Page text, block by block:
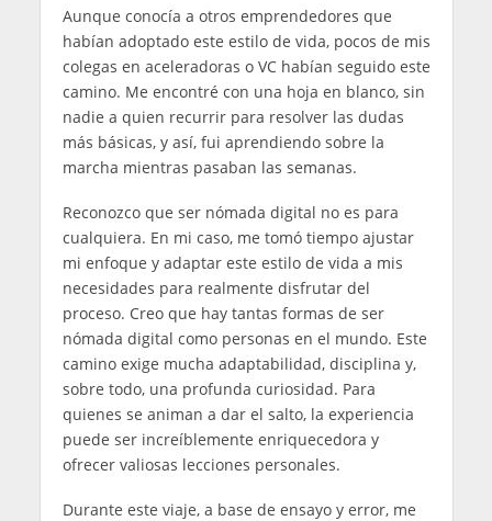
Aunque conocía a otros emprendedores que
habían adoptado este estilo de vida, pocos de mis
colegas en aceleradoras o VC habían seguido este
camino. Me encontré con una hoja en blanco, sin
nadie a quien recurrir para resolver las dudas
más básicas, y así, fui aprendiendo sobre la
marcha mientras pasaban las semanas.
Reconozco que ser nómada digital no es para
cualquiera. En mi caso, me tomó tiempo ajustar
mi enfoque y adaptar este estilo de vida a mis
necesidades para realmente disfrutar del
proceso. Creo que hay tantas formas de ser
nómada digital como personas en el mundo. Este
camino exige mucha adaptabilidad, disciplina y,
sobre todo, una profunda curiosidad. Para
quienes se animan a dar el salto, la experiencia
puede ser increíblemente enriquecedora y
ofrecer valiosas lecciones personales.
Durante este viaje, a base de ensayo y error, me